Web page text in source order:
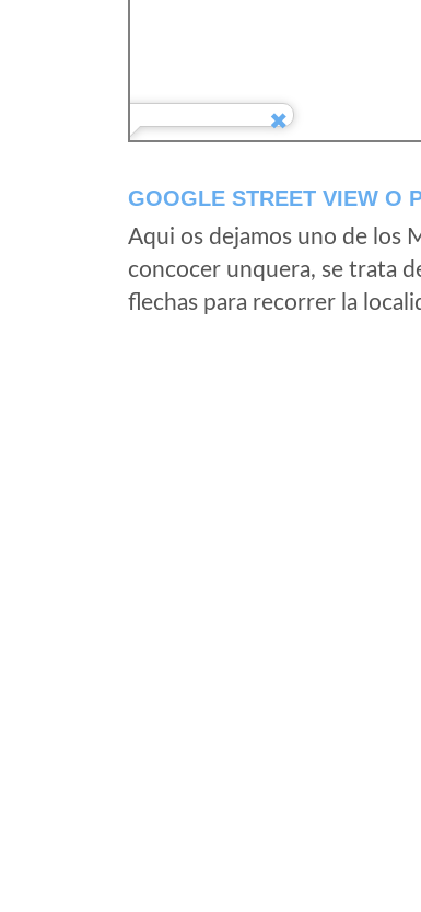
GOOGLE STREET VIEW O
Aqui os dejamos uno de los
concocer unquera, se trata
flechas para recorrer la